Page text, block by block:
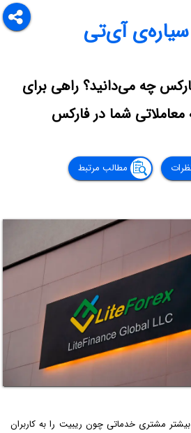
سیاره‌ی آی‌تی
چه می‌دانید؟ راهی برای
شما در فارکس
مطالب مرتبط
مشتری خدماتی چون ریبیت را به کاربران